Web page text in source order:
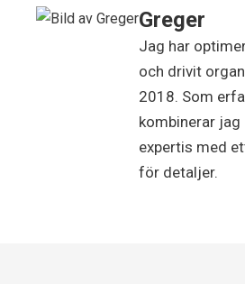
Greger
Jag har
och drivit
2018. Som
kombinerar jag
expertis med
för detaljer.